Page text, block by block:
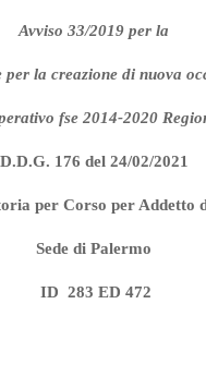
Avviso 33/2019 per la
per la creazione di nuova
fse 2014-2020
D.D.G. 176 del 24/02/2021
per Corso per Addetto
Sede di Palermo
ID 283 ED 472